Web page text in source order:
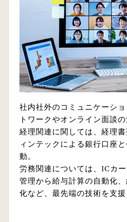
社内社外のコミュニケーシ
トワークやオンライン面談の
経理関連に関しては、経理
ィンテックによる銀行口座
動。
労務関連については、ICカ
管理から給与計算の自動化
化など、最先端の技術を支援